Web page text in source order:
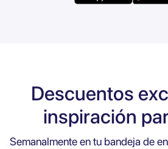
Descuentos
inspiración
Semanalmente en tu bandeja de